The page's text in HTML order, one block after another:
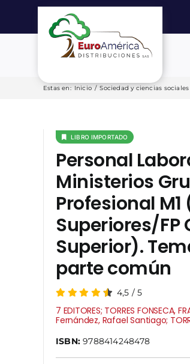
contenido
Estas en: Inicio / Sociedad y ciencias sociales
LIBRO IMPORTADO
Personal
Ministerios
Profesional
Superiores/FP
Superior).
parte común
4,5 /5
7 EDITORES; TORRES FONSECA,
Fernández, Rafael Santiago;
ISBN:9788414248478